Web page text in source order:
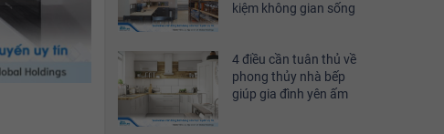
kiệm không gian sống
4 điều cần tuân thủ về
phong thủy nhà bếp
giúp gia đình yên ấm